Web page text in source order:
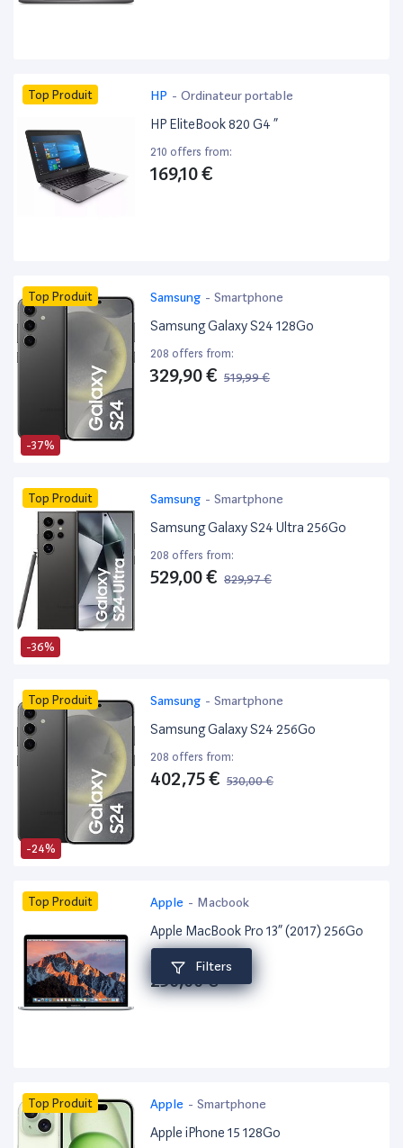
Filters
Top Produit HP - Ordinateur portable
HP EliteBook 820 G4 ”
210 offers from:
169,10 €
-37%
Top Produit Samsung - Smartphone
Samsung Galaxy S24 128Go
208 offers from:
329,90 € 519,99 €
-36%
Top Produit Samsung - Smartphone
Samsung Galaxy S24 Ultra 256Go
208 offers from:
529,00 € 829,97 €
-24%
Top Produit Samsung - Smartphone
Samsung Galaxy S24 256Go
208 offers from:
402,75 € 530,00 €
Top Produit Apple - Macbook
Apple MacBook Pro 13” (2017) 256Go
208 offers from:
250,00 €
Top Produit Apple - Smartphone
Apple iPhone 15 128Go